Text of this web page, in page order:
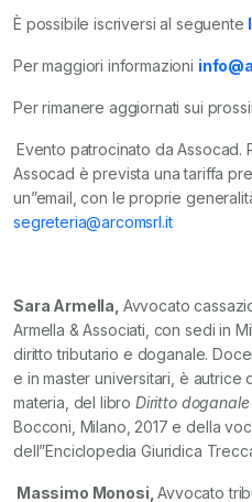
È possibile iscriversi al seguente
Per maggiori informazioni
Per rimanere aggiornati sui
Evento patrocinato da Assocad.
Assocad è prevista una tariffa
un”email, con le proprie
segreteria@arcomsrl.it
Sara Armella Avvocato
Armella & Associati, con sedi in
diritto tributario e doganale.
e in master universitari, è autrice
materia, del libro Diritto doganale
Bocconi, Milano, 2017 e della
dell”Enciclopedia Giuridica
Massimo Monosi,Avvocato